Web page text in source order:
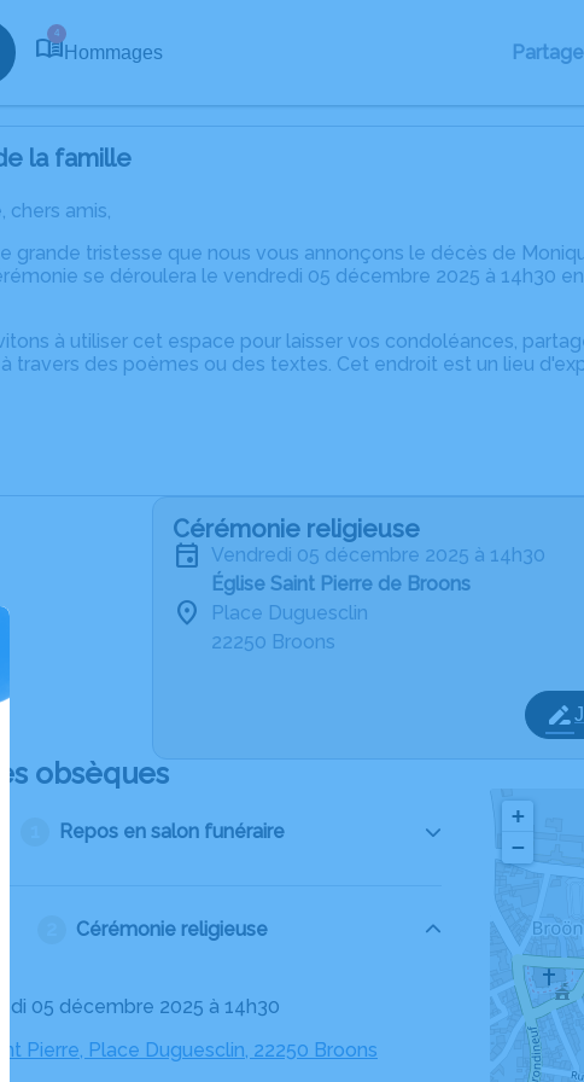
4
Hommages
la famille
chers amis,
grande tristesse que nous vous annonçons le décès de
se déroulera le vendredi 05 décembre 2025 à 14h30
à utiliser cet espace pour laisser vos condoléances,
travers des poèmes ou des textes. Cet endroit est un lieu
Cérémonie religieuse
vendredi 05 décembre 2025 à 14h30
Église Saint Pierre de Broons
Place Duguesclin
22250 Broons
obsèques
Repos en salon funéraire
Cérémonie religieuse
05 décembre 2025 à 14h30
Pierre, Place Duguesclin, 22250 Broons
+
−